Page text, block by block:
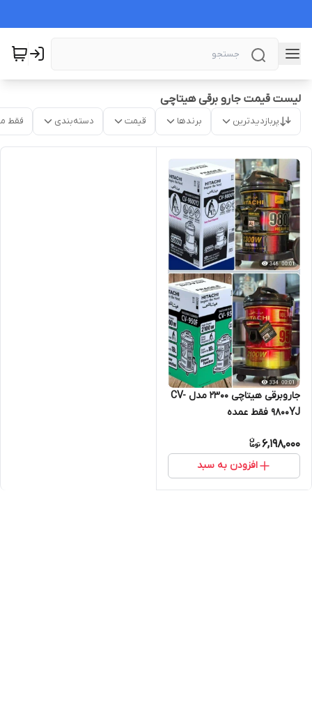
لیست قیمت جارو برقی هیتاچی
پربازدیدترین برندها قیمت دسته‌بندی فقط
جاروبرقی هیتاچی ۲۳۰۰ مدل CV-
9800YJ فقط عمده
6,198,000
افزودن به سبد